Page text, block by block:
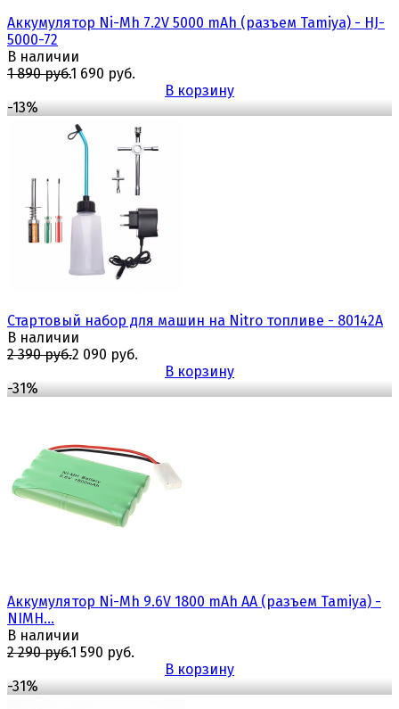
избранное сравнить
Аккумулятор Ni-Mh 7.2V 5000 mAh (разъем Tamiya) - HJ-
5000-72
В наличии
1 890 руб.1 690 руб.
В корзину
-13%
избранноесравнить
Стартовый набор для машин на Nitro топливе - 80142A
В наличии
2 390 руб.2 090 руб.
В корзину
-31%
Аккумулятор Ni-Mh 9.6V 1800 mAh AA (разъем Tamiya) -
NIMH...
В наличии
2 290 руб.1 590 руб.
В корзину
-31%